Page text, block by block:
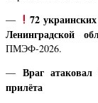
—
72
Ленинградской
ПМЭФ-2026.
— Враг
прилёта